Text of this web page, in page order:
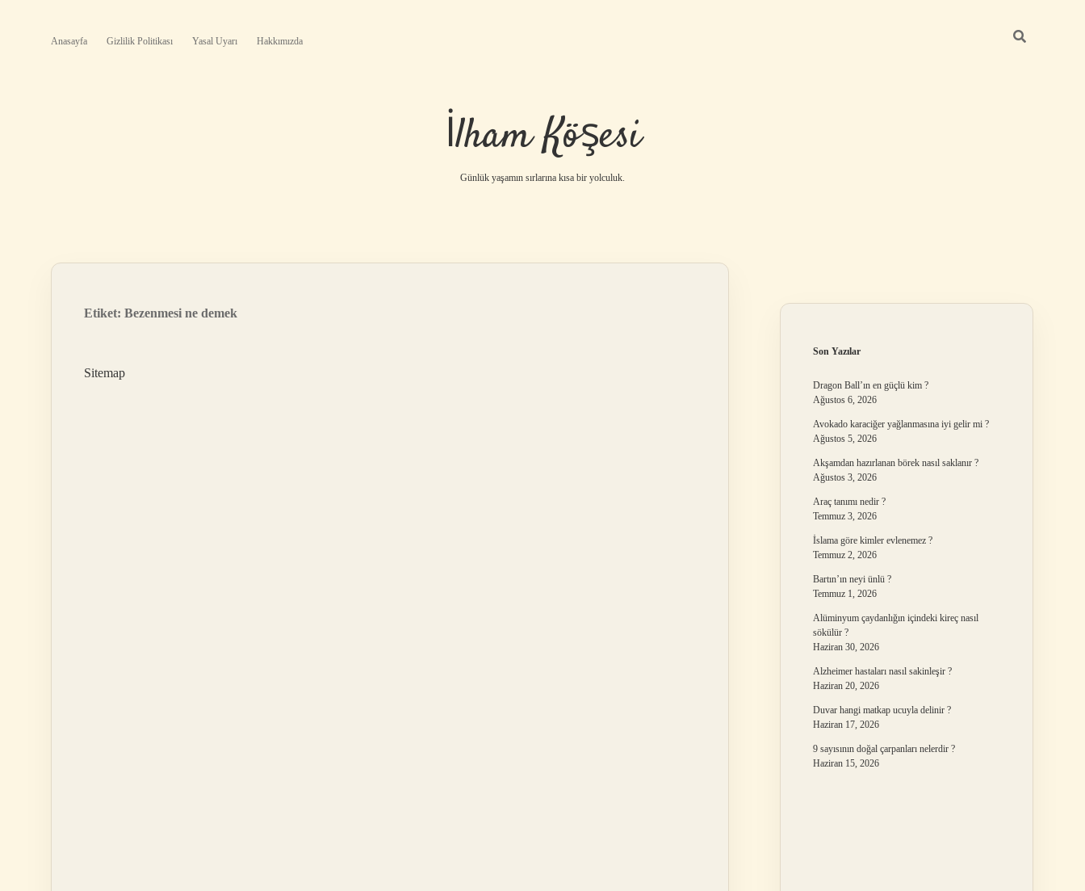
Anasayfa Gizlilik Politikası Yasal Uyarı Hakkımızda
İlham Köşesi
Günlük yaşamın sırlarına kısa bir yolculuk.
Etiket: Bezenmesi ne demek
Sitemap
Son Yazılar
Dragon Ball’ın en güçlü kim ?
Ağustos 6, 2026
Avokado karaciğer yağlanmasına iyi gelir mi ?
Ağustos 5, 2026
Akşamdan hazırlanan börek nasıl saklanır ?
Ağustos 3, 2026
Araç tanımı nedir ?
Temmuz 3, 2026
İslama göre kimler evlenemez ?
Temmuz 2, 2026
Bartın’ın neyi ünlü ?
Temmuz 1, 2026
Alüminyum çaydanlığın içindeki kireç nasıl
sökülür ?
Haziran 30, 2026
Alzheimer hastaları nasıl sakinleşir ?
Haziran 20, 2026
Duvar hangi matkap ucuyla delinir ?
Haziran 17, 2026
9 sayısının doğal çarpanları nelerdir ?
Haziran 15, 2026